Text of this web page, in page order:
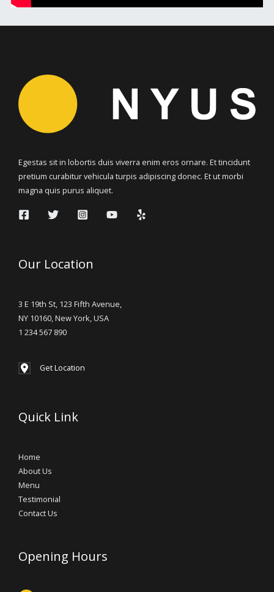
Egestas sit in lobortis duis viverra enim eros ornare. Et tincidunt
pretium curabitur vehicula turpis adipiscing donec. Et ut morbi
magna quis purus aliquet.
Our Location
3 E 19th St, 123 Fifth Avenue,
NY 10160, New York, USA
1 234 567 890
Get Location
Quick Link
Home
About Us
Menu
Testimonial
Contact Us
Opening Hours